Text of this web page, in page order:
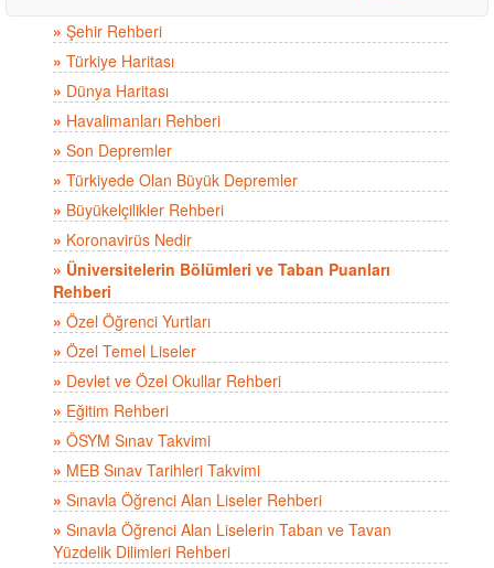
» Şehir Rehberi
» Türkiye Haritası
» Dünya Haritası
» Havalimanları Rehberi
» Son Depremler
» Türkiyede Olan Büyük Depremler
» Büyükelçilikler Rehberi
» Koronavirüs Nedir
» Üniversitelerin Bölümleri ve Taban Puanları
Rehberi
» Özel Öğrenci Yurtları
» Özel Temel Liseler
» Devlet ve Özel Okullar Rehberi
» Eğitim Rehberi
» ÖSYM Sınav Takvimi
» MEB Sınav Tarihleri Takvimi
» Sınavla Öğrenci Alan Liseler Rehberi
» Sınavla Öğrenci Alan Liselerin Taban ve Tavan
Yüzdelik Dilimleri Rehberi